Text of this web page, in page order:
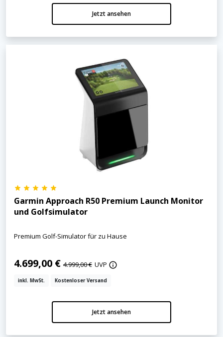
Jetzt ansehen
Garmin Approach R50 Premium Launch Monitor
und Golfsimulator
Premium Golf-Simulator für zu Hause
4.699,00 € 4.999,00 € UVP
inkl. MwSt. Kostenloser Versand
Jetzt ansehen